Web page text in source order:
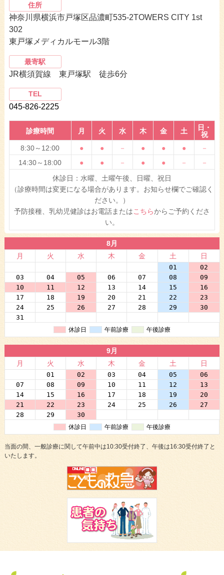
住所
神奈川県横浜市戸塚区品濃町535-2TOWERS CITY 1st
302
東戸塚メディカルモール3階
最寄駅
JR横須賀線 東戸塚駅 徒歩6分
TEL
045-826-2225
診療時間 月 火 水 木 金 土
日・
祝
休診日：水曜、土曜午後、日曜、祝日
（診療時間は変更になる場合があります。お知らせ欄でご確認く
ださい。）
予防接種、乳幼児健診はお電話またはこちらからご予約くださ
い。
8:30～12:00 ● ● － ● ● ●
－
14:30～18:00
● ● － ● ● － －
8月
月
火 水 木 金 土 日
01
02
03
04 05 06 07 08
09
10
11 12 13 14 15
16
17
18 19 20 21 22
23
24
25 26 27 28 29
30
31
休診日 午前診療 午後診療
9月
月
火 水 木 金 土 日
01 02 03 04 05
06
07
08 09 10 11 12
13
14
15 16 17 18 19
20
21
22 23 24 25 26
27
28
29 30
休診日 午前診療 午後診療
当面の間、一般診療に関して午前中は10:30受付終了、午後は16:30受付終了と
いたします。